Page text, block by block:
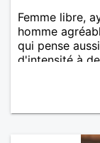
Femme libre,
homme
qui pense
d'intensité à